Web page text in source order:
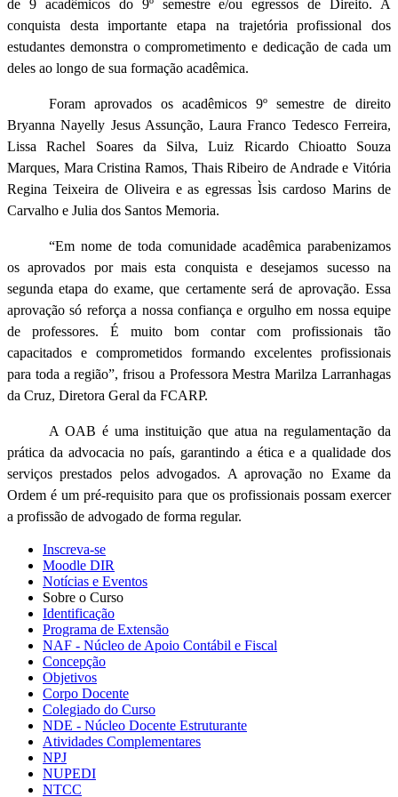
de 9 acadêmicos do 9º semestre e/ou egressos de Direito. A
conquista desta importante etapa na trajetória profissional dos
estudantes demonstra o comprometimento e dedicação de cada um
deles ao longo de sua formação acadêmica.
Foram aprovados os acadêmicos 9º semestre de direito
Bryanna Nayelly Jesus Assunção, Laura Franco Tedesco Ferreira,
Lissa Rachel Soares da Silva, Luiz Ricardo Chioatto Souza
Marques, Mara Cristina Ramos, Thais Ribeiro de Andrade e Vitória
Regina Teixeira de Oliveira e as egressas Ìsis cardoso Marins de
Carvalho e Julia dos Santos Memoria.
“Em nome de toda comunidade acadêmica parabenizamos
os aprovados por mais esta conquista e desejamos sucesso na
segunda etapa do exame, que certamente será de aprovação. Essa
aprovação só reforça a nossa confiança e orgulho em nossa equipe
de professores. É muito bom contar com profissionais tão
capacitados e comprometidos formando excelentes profissionais
para toda a região”, frisou a Professora Mestra Marilza Larranhagas
da Cruz, Diretora Geral da FCARP.
A OAB é uma instituição que atua na regulamentação da
prática da advocacia no país, garantindo a ética e a qualidade dos
serviços prestados pelos advogados. A aprovação no Exame da
Ordem é um pré-requisito para que os profissionais possam exercer
a profissão de advogado de forma regular.
Inscreva-se
Moodle DIR
Notícias e Eventos
Sobre o Curso
Identificação
Programa de Extensão
NAF - Núcleo de Apoio Contábil e Fiscal
Concepção
Objetivos
Corpo Docente
Colegiado do Curso
NDE - Núcleo Docente Estruturante
Atividades Complementares
NPJ
NUPEDI
NTCC